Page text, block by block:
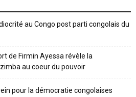
au Congo post parti congolais du
de Firmin Ayessa révèle la
au coeur du pouvoir
pour la démocratie congolaises